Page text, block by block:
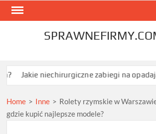
Skip
zabiegi na opadające
Home > Inne > Rolety rzymskie w
gdzie kupić najlepsze modele?